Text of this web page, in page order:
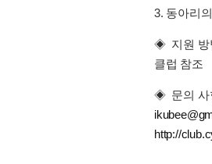
3. 동아리
◈ 지원 방
클럽 참조
◈ 문의 사
http://